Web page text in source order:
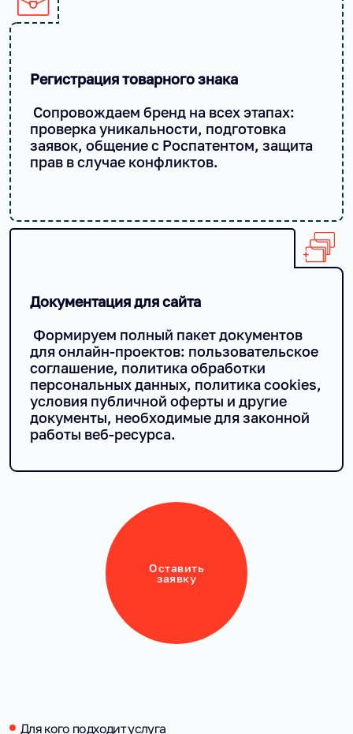
Регистрация товарного знака
Сопровождаем бренд на всех этапах:
проверка уникальности, подготовка
заявок, общение с Роспатентом, защита
прав в случае конфликтов.
Документация для сайта
Формируем полный пакет документов
для онлайн-проектов: пользовательское
соглашение, политика обработки
персональных данных, политика cookies,
условия публичной оферты и другие
документы, необходимые для законной
работы веб-ресурса.
Оставить
заявку
Для кого подходит услуга